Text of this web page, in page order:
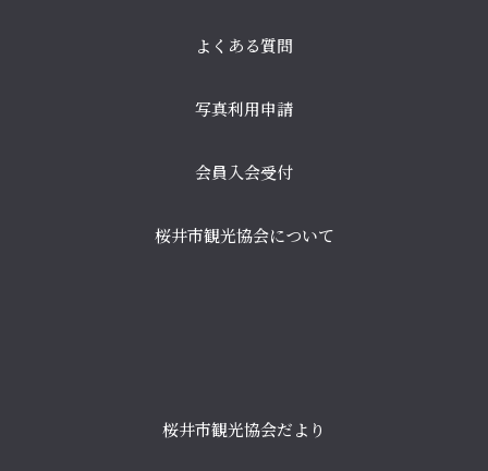
よくある質問
写真利用申請
会員入会受付
桜井市観光協会について
桜井市観光協会だより